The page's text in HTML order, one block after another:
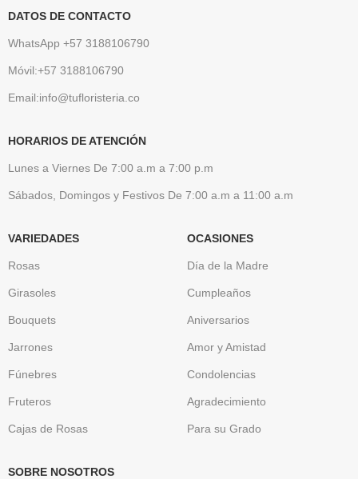
DATOS DE CONTACTO
WhatsApp +57 3188106790
Móvil:+57 3188106790
Email:info@tufloristeria.co
HORARIOS DE ATENCIÓN
Lunes a Viernes De 7:00 a.m a 7:00 p.m
Sábados, Domingos y Festivos De 7:00 a.m a 11:00 a.m
VARIEDADES
Rosas
Girasoles
Bouquets
Jarrones
Fúnebres
Fruteros
Cajas de Rosas
OCASIONES
Día de la Madre
Cumpleaños
Aniversarios
Amor y Amistad
Condolencias
Agradecimiento
Para su Grado
SOBRE NOSOTROS